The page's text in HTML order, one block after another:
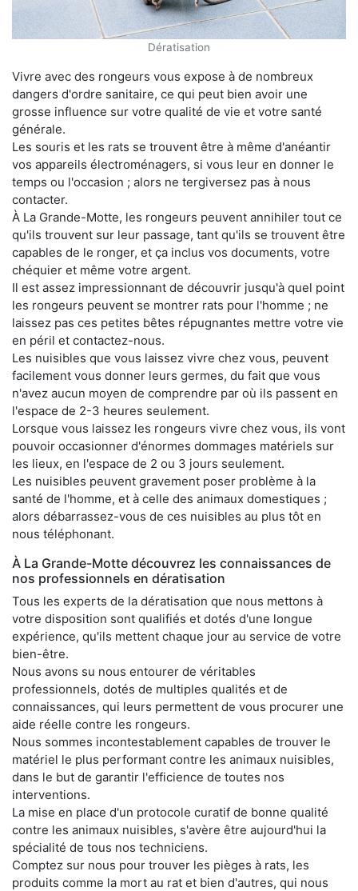
Dératisation
Vivre avec des rongeurs vous expose à de nombreux
dangers d'ordre sanitaire, ce qui peut bien avoir une
grosse influence sur votre qualité de vie et votre santé
générale.
Les souris et les rats se trouvent être à même d'anéantir
vos appareils électroménagers, si vous leur en donner le
temps ou l'occasion ; alors ne tergiversez pas à nous
contacter.
À La Grande-Motte, les rongeurs peuvent annihiler tout ce
qu'ils trouvent sur leur passage, tant qu'ils se trouvent être
capables de le ronger, et ça inclus vos documents, votre
chéquier et même votre argent.
Il est assez impressionnant de découvrir jusqu'à quel point
les rongeurs peuvent se montrer rats pour l'homme ; ne
laissez pas ces petites bêtes répugnantes mettre votre vie
en péril et contactez-nous.
Les nuisibles que vous laissez vivre chez vous, peuvent
facilement vous donner leurs germes, du fait que vous
n'avez aucun moyen de comprendre par où ils passent en
l'espace de 2-3 heures seulement.
Lorsque vous laissez les rongeurs vivre chez vous, ils vont
pouvoir occasionner d'énormes dommages matériels sur
les lieux, en l'espace de 2 ou 3 jours seulement.
Les nuisibles peuvent gravement poser problème à la
santé de l'homme, et à celle des animaux domestiques ;
alors débarrassez-vous de ces nuisibles au plus tôt en
nous téléphonant.
À La Grande-Motte découvrez les connaissances de
nos professionnels en dératisation
Tous les experts de la dératisation que nous mettons à
votre disposition sont qualifiés et dotés d'une longue
expérience, qu'ils mettent chaque jour au service de votre
bien-être.
Nous avons su nous entourer de véritables
professionnels, dotés de multiples qualités et de
connaissances, qui leurs permettent de vous procurer une
aide réelle contre les rongeurs.
Nous sommes incontestablement capables de trouver le
matériel le plus performant contre les animaux nuisibles,
dans le but de garantir l'efficience de toutes nos
interventions.
La mise en place d'un protocole curatif de bonne qualité
contre les animaux nuisibles, s'avère être aujourd'hui la
spécialité de tous nos techniciens.
Comptez sur nous pour trouver les pièges à rats, les
produits comme la mort au rat et bien d'autres, qui nous